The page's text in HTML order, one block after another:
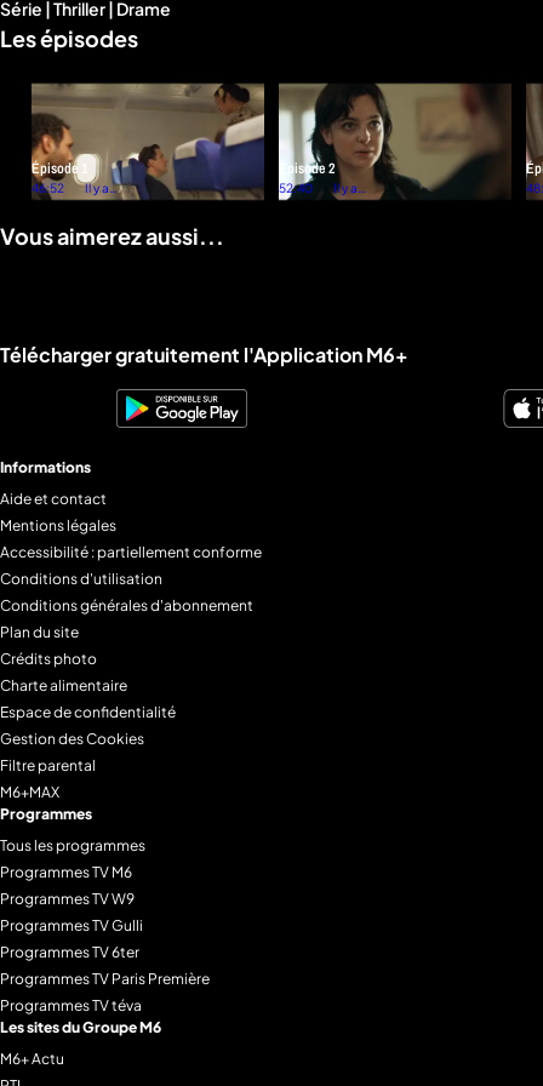
Série | Thriller | Drame
Les épisodes
Épisode 1
46:52
Il y a 2
semaines
Épisode 2
52:40
Il y a 2
Vous aimerez aussi...
Liens utiles M6+.
Télécharger gratuitement l'Application M6+
Informations
Aide et contact
Mentions légales
Accessibilité : partiellement conforme
Conditions d'utilisation
Conditions générales d'abonnement
Plan du site
Crédits photo
Charte alimentaire
Espace de confidentialité
Gestion des Cookies
Filtre parental
M6+MAX
Programmes
Tous les programmes
Programmes TV M6
Programmes TV W9
Programmes TV Gulli
Programmes TV 6ter
Programmes TV Paris Première
Programmes TV téva
Les sites du Groupe M6
M6+ Actu